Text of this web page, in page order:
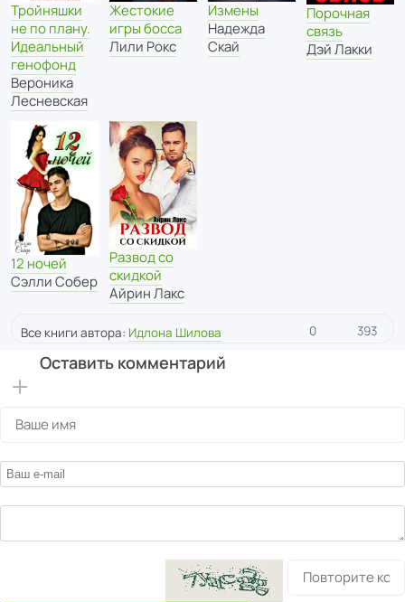
Тройняшки
не по плану.
Идеальный
генофонд
Вероника
Лесневская
Жестокие
игры босса
Лили Рокс
Измены
Надежда
Скай
Порочная
связь
Дэй Лакки
12 ночей
Сэлли Собер
Развод со
скидкой
Айрин Лакс
Все книги автора: Идлона Шилова 0 393
Оставить комментарий